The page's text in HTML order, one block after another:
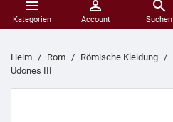

Kategorien

Account

Suchen
Heim Rom Römische Kleidung
Udones III